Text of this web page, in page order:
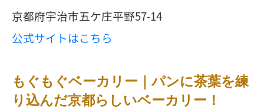
京都府宇治市五ケ庄平野57-14
公式サイトはこちら
もぐもぐベーカリー｜パンに茶葉を練
り込んだ京都らしいベーカリー！